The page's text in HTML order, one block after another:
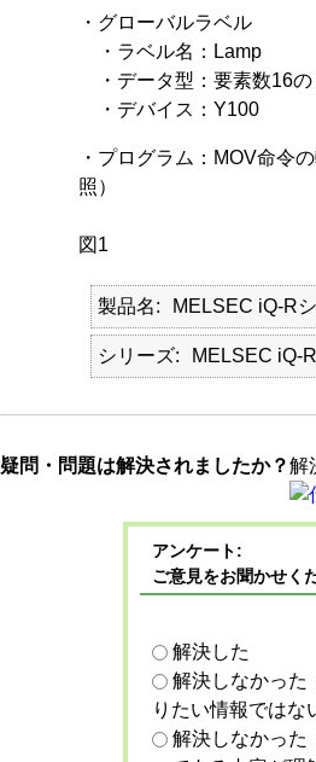
・グローバルラベル
・ラベル名：Lamp
・データ型：要素数16の
・デバイス：Y100
・プログラム：MOV命令
照）
図1
製品名 MELSEC iQ-R
シリーズ MELSEC iQ-
疑問・問題は解決されましたか？解
アンケート:
ご意見をお聞かせく
解決した
解決しなかった
りたい情報ではな
解決しなかった